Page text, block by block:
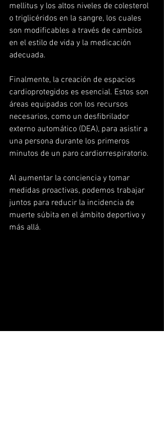
mellitus y los altos niveles de colesterol
o triglicéridos en la sangre, los cuales
son modificables a través de cambios
en el estilo de vida y la medicación
adecuada.
Finalmente, la creación de espacios
cardioprotegidos es esencial. Estos son
áreas equipadas con los recursos
necesarios, como un desfibrilador
externo automático (DEA), para asistir a
una persona durante los primeros
minutos de un paro cardiorrespiratorio.
Al aumentar la conciencia y tomar
medidas proactivas, podemos trabajar
juntos para reducir la incidencia de
muerte súbita en el ámbito deportivo y
más allá.